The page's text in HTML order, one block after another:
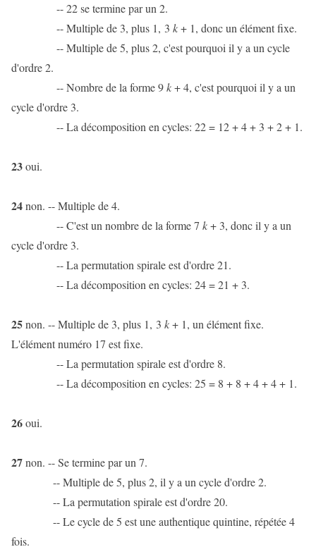
-- 22 se termine par un 2.
-- Multiple de 3, plus 1, 3 k+ 1, donc un élément fixe.
-- Multiple de 5, plus 2, c'est pourquoi il y a un cycle
d'ordre 2.
-- Nombre de la forme 9k+ 4, c'est pourquoi il y a un
cycle d'ordre 3.
-- La décomposition en cycles: 22 = 12 + 4 + 3 + 2 + 1.
23oui.
24non. -- Multiple de 4.
-- C'est un nombre de la forme 7 k+ 3, donc il y a un
cycle d'ordre 3.
-- La permutation spirale est d'ordre 21.
-- La décomposition en cycles: 24 = 21 + 3.
25non. -- Multiple de 3, plus 1, 3 k+ 1, un élément fixe.
L'élément numéro 17 est fixe.
-- La permutation spirale est d'ordre 8.
-- La décomposition en cycles: 25 = 8 + 8 + 4 + 4 + 1.
26oui.
27non. -- Se termine par un 7.
-- Multiple de 5, plus 2, il y a un cycle d'ordre 2.
-- La permutation spirale est d'ordre 20.
-- Le cycle de 5 est une authentique quintine, répétée 4
fois.